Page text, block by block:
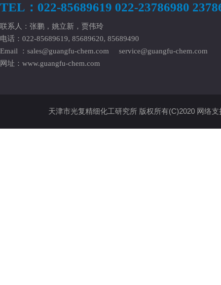
TEL：022-85689619 022-23786980
联系人：张鹏，姚立新，贾伟玲
电话：022-85689619, 85689620, 85689490
Email ： sales@guangfu-chem.com
service@guangfu-chem.com
网址： www.guangfu-chem.com
天津市光复精细化工研究所版权所有(C)2020 网络支